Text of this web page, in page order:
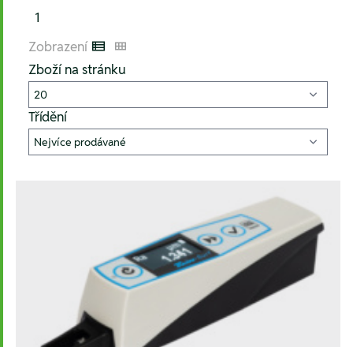
1
Zobrazení Listenansicht
Kachelansicht
Zboží na stránku
Třídění